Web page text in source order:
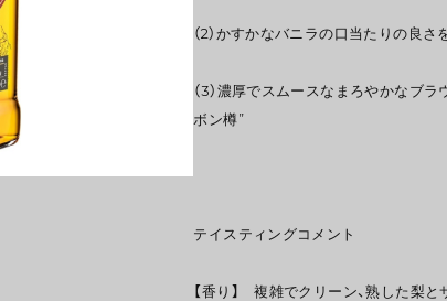
（2）かすかなバニラの口当たりの良
（3）濃厚でスムースなまろやかなブ
ボン樽”
テイスティングコメント
【香り】 複雑でクリーン、熟した梨と